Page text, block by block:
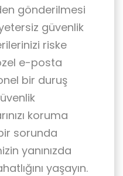
gönderilmesi
güvenlik
riske
e-posta
bir duruş
koruma
sorunda
yanınızda
yaşayın.